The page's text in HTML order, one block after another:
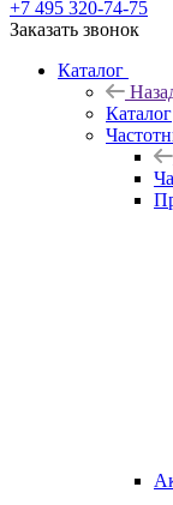
+7 495 320-74-75
Заказать звонок
Каталог
Каталог